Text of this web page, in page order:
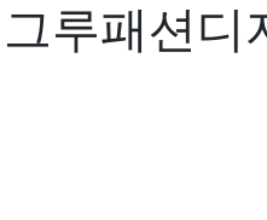
루패션디